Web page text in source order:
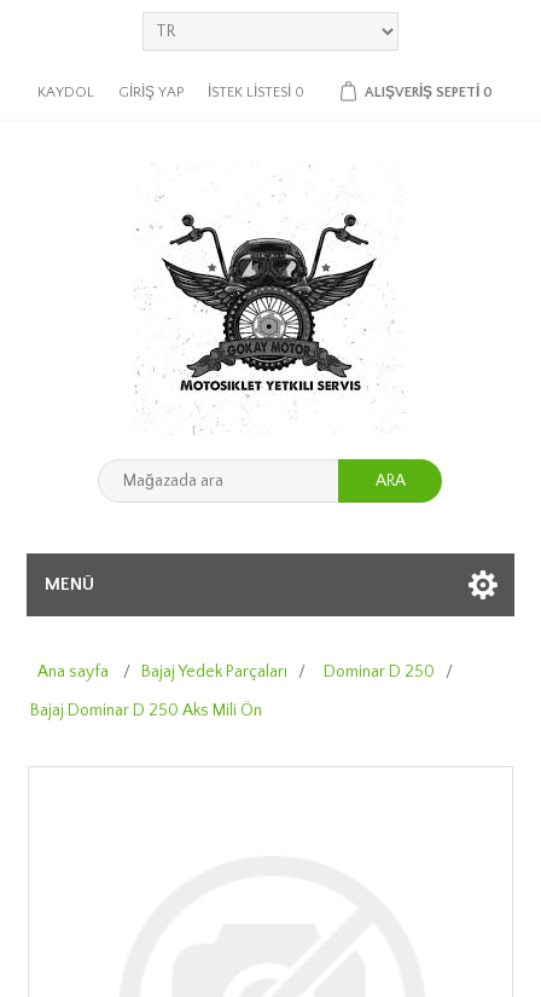
KAYDOL GIRIŞ YAP İSTEK LISTESI 0 ALIŞVERIŞ SEPETI 0
ARA
MENÜ
Ana sayfa / Bajaj Yedek Parçaları / Dominar D 250
/
Bajaj Dominar D 250 Aks Mili Ön